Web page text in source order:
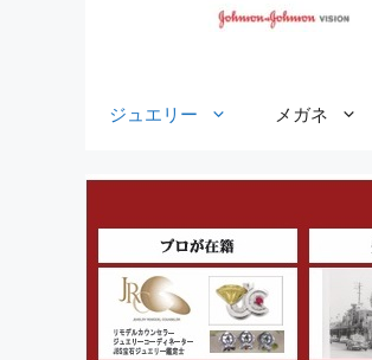
ジュエリー メガネ